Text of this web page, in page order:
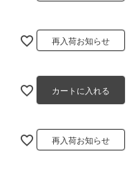
再入荷お知らせ
カートに入れる
再入荷お知らせ